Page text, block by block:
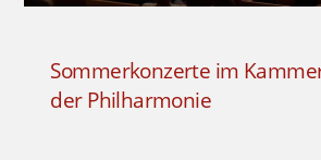
Sommerkonzerte im
der Philharmonie